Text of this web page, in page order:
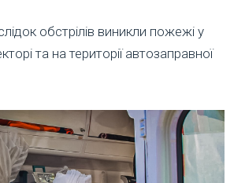
обстрілів виникли пожежі у
та на території автозаправної